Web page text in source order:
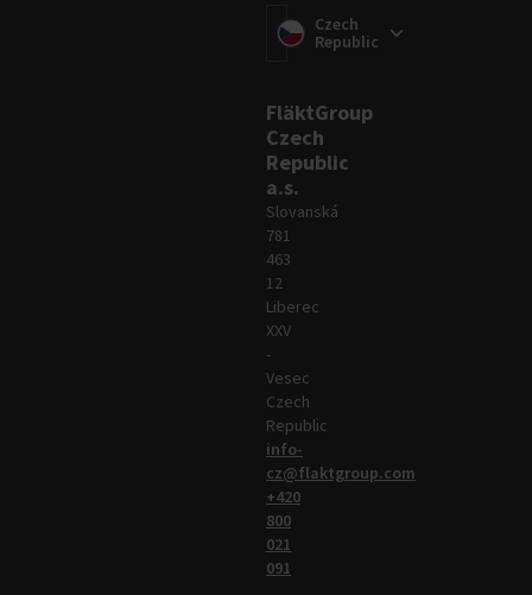
Přepnout trh
(Czech
Republic
FläktGroup
Czech
Republic
a.s.
Slovanská
781
463
12
Liberec
XXV
-
Vesec
Czech
Republic
info-
cz@flaktgroup.com
+420
800
021
091